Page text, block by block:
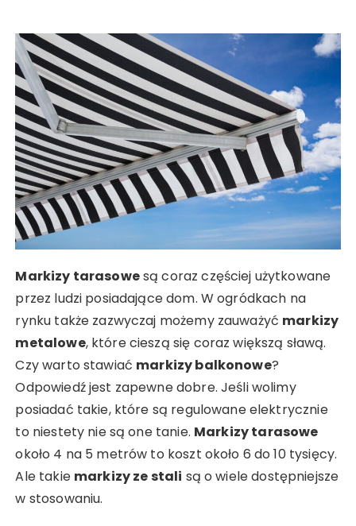
Markizy tarasowesą coraz częściej użytkowane
przez ludzi posiadające dom. W ogródkach na
rynku także zazwyczaj możemy zauważyć markizy
metalowe, które cieszą się coraz większą sławą.
Czy warto stawiać markizy balkonowe?
Odpowiedź jest zapewne dobre. Jeśli wolimy
posiadać takie, które są regulowane elektrycznie
to niestety nie są one tanie. Markizy tarasowe
około 4 na 5 metrów to koszt około 6 do 10 tysięcy.
Ale takie markizy ze stali są o wiele dostępniejsze
w stosowaniu.